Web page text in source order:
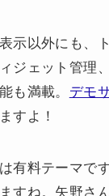
示以外にも、
ジェット管理
も満載。 デモ
すよ！
有料テーマで
すね。矢野さ